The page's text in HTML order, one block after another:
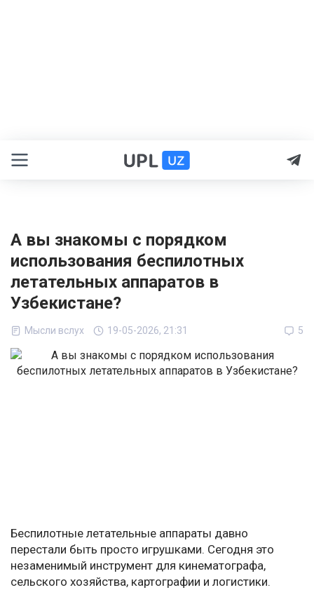
А вы знакомы с порядком
использования беспилотных
летательных аппаратов в
Узбекистане?
Мысли вслух 19-05-2026, 21:31 5
Беспилотные летательные аппараты давно
перестали быть просто игрушками. Сегодня это
незаменимый инструмент для кинематографа,
сельского хозяйства, картографии и логистики.